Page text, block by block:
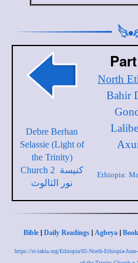
Debre Berhan
Selassie (Light of
the Trinity)
Church 2 كنيسة
نور الثالوث
North
Bahir
Ethiopia:
Bible | Daily Readings | Agbeya |
https://st-takla.org/Ethiopia/05-North-Ethiopia-